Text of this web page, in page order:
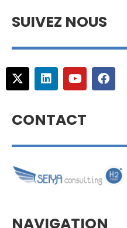
SUIVEZ NOUS
CONTACT
NAVIGATION